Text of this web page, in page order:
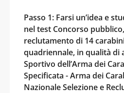
Passo 1: Farsi un’idea e
nel test Concorso
reclutamento di 14
quadriennale, in qualità di
Sportivo dell’Arma dei
Specificata - Arma dei
Nazionale Selezione e